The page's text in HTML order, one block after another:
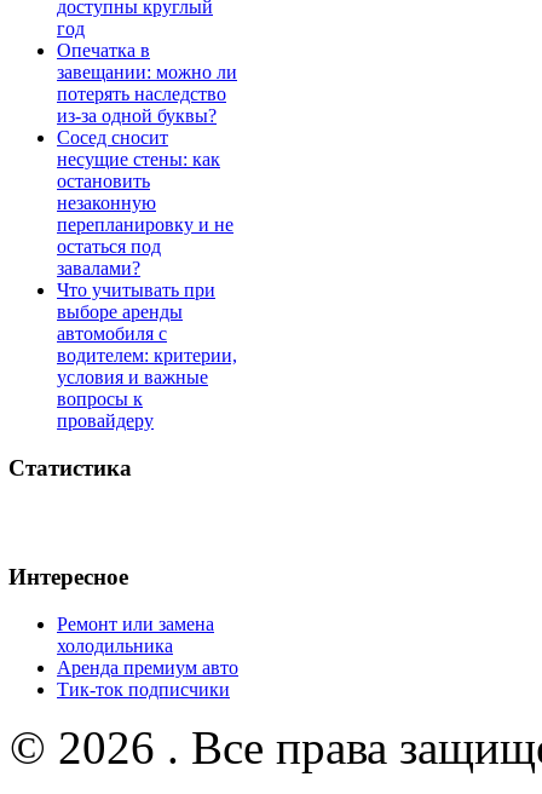
доступны круглый
год
Опечатка в
завещании: можно ли
потерять наследство
из-за одной буквы?
Сосед сносит
несущие стены: как
остановить
незаконную
перепланировку и не
остаться под
завалами?
Что учитывать при
выборе аренды
автомобиля с
водителем: критерии,
условия и важные
вопросы к
провайдеру
Статистика
Интересное
Ремонт или замена
холодильника
Аренда премиум авто
Тик-ток подписчики
© 2026 . Все права